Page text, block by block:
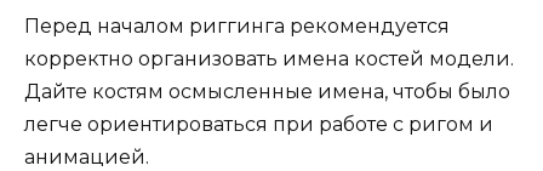
Перед началом риггинга рекомендуется
корректно организовать имена костей модели.
Дайте костям осмысленные имена, чтобы было
легче ориентироваться при работе с ригом и
анимацией.